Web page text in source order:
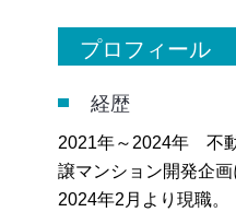
プロフィール
経歴
2021年～2024年 不
譲マンション開発企画
2024年2月より現職。